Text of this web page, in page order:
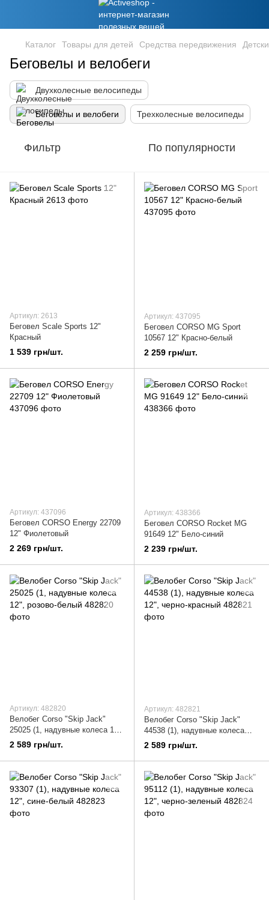
Каталог Товары для детей Средства передвижения
Беговелы и велобеги
Двухколесные велосипеды
Беговелы и велобеги Трехколесные велосипеды
Фильтр По популярности
Артикул: 2613
Беговел Scale Sports 12"
Красный
1 539 грн/шт.
Артикул: 437095
Беговел CORSO MG Sport
10567 12" Красно-белый
2 259 грн/шт.
Артикул: 437096
Беговел CORSO Energy 22709
12" Фиолетовый
2 269 грн/шт.
Артикул: 438366
Беговел CORSO Rocket MG
91649 12" Бело-синий
2 239 грн/шт.
Артикул: 482820
Велобег Corso "Skip Jack"
25025 (1, надувные колеса 12",
розово-белый
2 589 грн/шт.
Артикул: 482821
Велобег Corso "Skip Jack"
44538 (1), надувные колеса
12", черно-красный
2 589 грн/шт.